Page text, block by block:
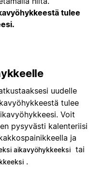
tulee
uudelle
tulee
Voit
pysyvästi kalenteriisi
ja
aikavyöhykkeeksi tai
.